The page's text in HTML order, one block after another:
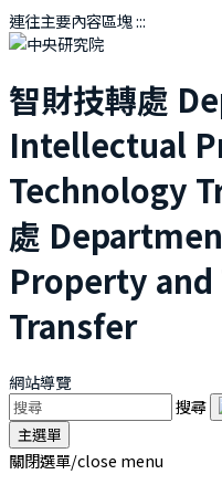
連往主要內容區塊:::
智財技轉處
Intellectual
Technology
處
Property
Transfer
網站導覽
搜尋
主選單
關閉選單/close menu